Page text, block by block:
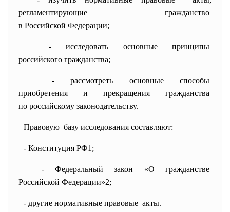
регламентирующие гражданство
в Российской Федерации;
- исследовать основные принципы
российского гражданства;
- рассмотреть основные способы
приобретения и прекращения гражданства
по российскому законодательству.
Правовую базу исследования составляют:
- Конституция РФ1 ;
- Федеральный закон «Огражданстве
Российской Федерации»2;
- другие нормативные правовые акты.